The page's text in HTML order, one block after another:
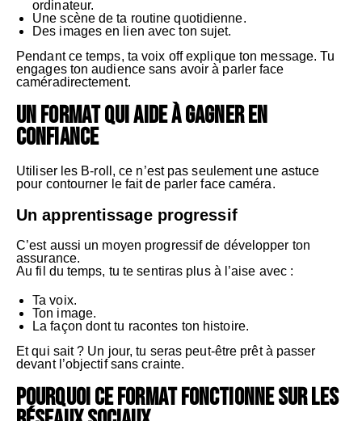
ordinateur.
Une scène de ta routine quotidienne.
Des images en lien avec ton sujet.
Pendant ce temps, ta voix off explique ton message. Tu
engages ton audience sans avoir à parler face
caméradirectement.
Un format qui aide à gagner en
confiance
Utiliser les B-roll, ce n’est pas seulement une astuce
pour contourner le fait de parler face caméra.
Un apprentissage progressif
C’est aussi un moyen progressif de développer ton
assurance.
Au fil du temps, tu te sentiras plus à l’aise avec :
Ta voix.
Ton image.
La façon dont tu racontes ton histoire.
Et qui sait ? Un jour, tu seras peut-être prêt à passer
devant l’objectif sans crainte.
Pourquoi ce format fonctionne sur les